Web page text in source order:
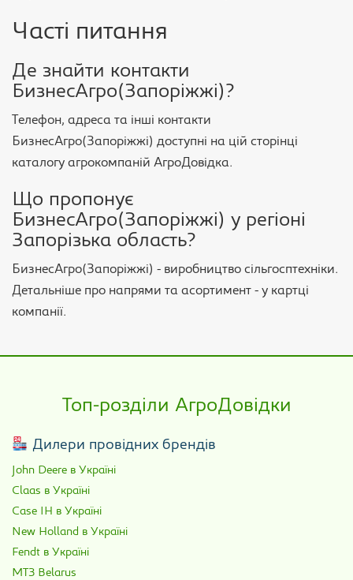
Часті питання
Де знайти контакти
БизнесАгро(Запоріжжі)?
Телефон, адреса та інші контакти
БизнесАгро(Запоріжжі) доступні на цій сторінці
каталогу агрокомпаній АгроДовідка.
Що пропонує
БизнесАгро(Запоріжжі) у регіоні
Запорізька область?
БизнесАгро(Запоріжжі) - виробництво сільгосптехніки.
Детальніше про напрями та асортимент - у картці
компанії.
Топ-розділи АгроДовідки
Дилери провідних брендів
John Deere в Україні
Claas в Україні
Case IH в Україні
New Holland в Україні
Fendt в Україні
МТЗ Belarus